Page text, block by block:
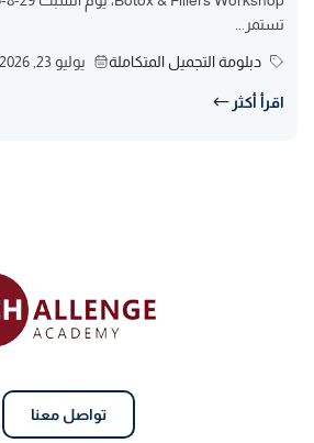
تستمر...
دبلومة التجميل المتكاملة يوليو 23, 2026
اقرأ أكثر
تواصل معنا